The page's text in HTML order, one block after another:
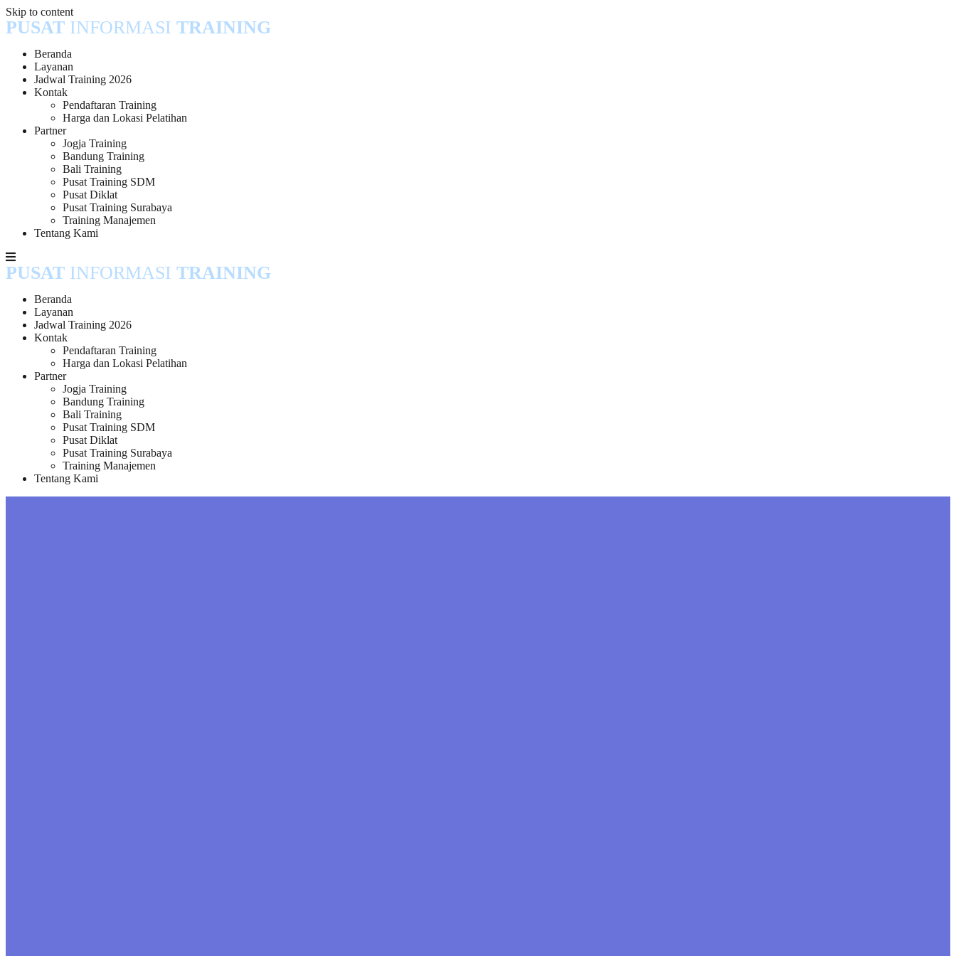
Skip to content
PUSAT INFORMASI TRAINING
Beranda
Layanan
Jadwal Training 2026
Kontak
Pendaftaran Training
Harga dan Lokasi Pelatihan
Partner
Jogja Training
Bandung Training
Bali Training
Pusat Training SDM
Pusat Diklat
Pusat Training Surabaya
Training Manajemen
Tentang Kami
PUSAT INFORMASI TRAINING
Beranda
Layanan
Jadwal Training 2026
Kontak
Pendaftaran Training
Harga dan Lokasi Pelatihan
Partner
Jogja Training
Bandung Training
Bali Training
Pusat Training SDM
Pusat Diklat
Pusat Training Surabaya
Training Manajemen
Tentang Kami